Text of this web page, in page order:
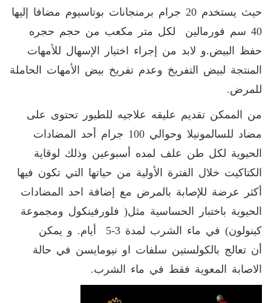
حيث يستخدم 20 جرام برمنجانات بوتاسيوم مضافا إليها
40 سم فورمالين لكل متر مكعب من حجم حجره
حفظ البيض.و لابد من إجراء اختيار الإسهال للأمهات
المنتجة لبيض التفريخ وعدم تفريخ بيض الأمهات الحاملة
للمرض.
من الممكن تقديم عليقه علاجيه للطيور تحتوى على
مضاد للسالمونيلا وحوالي 100 جرام أحد المضادات
الحيوية لكل طن علف لمده أسبوعين وذلك لوقاية
الكتاكيت خلال الفترة الأولية من حياتها التي تكون فيها
أكثر عرضة للإصابة بالمرض مع إضافة احد المضادات
الحيوية باختبار الحساسية مثل( فلورفينكول ومجموعة
كينولون) في ماء الشرب لمدة 3-5 أيام
. و يمكن
أن تعالج بالكولستين سلفات او نيومايسن في حالة
الاصابة المعوية فقط في ماء الشرب.